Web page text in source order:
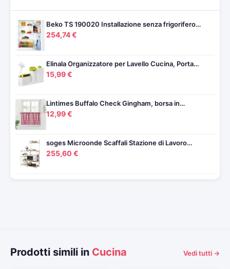
Beko TS 190020 Installazione senza frigorifero…
254,74 €
Elinala Organizzatore per Lavello Cucina, Porta…
15,99 €
Lintimes Buffalo Check Gingham, borsa in…
12,99 €
soges Microonde Scaffali Stazione di Lavoro…
255,60 €
Prodotti simili in Cucina Vedi tutti →